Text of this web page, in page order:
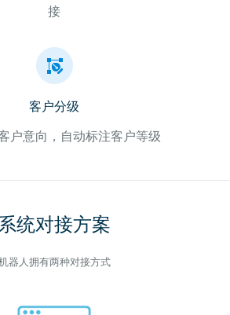
接
客户分级
户意向，自动标注客户等级
统对接方案
器人拥有两种对接方式